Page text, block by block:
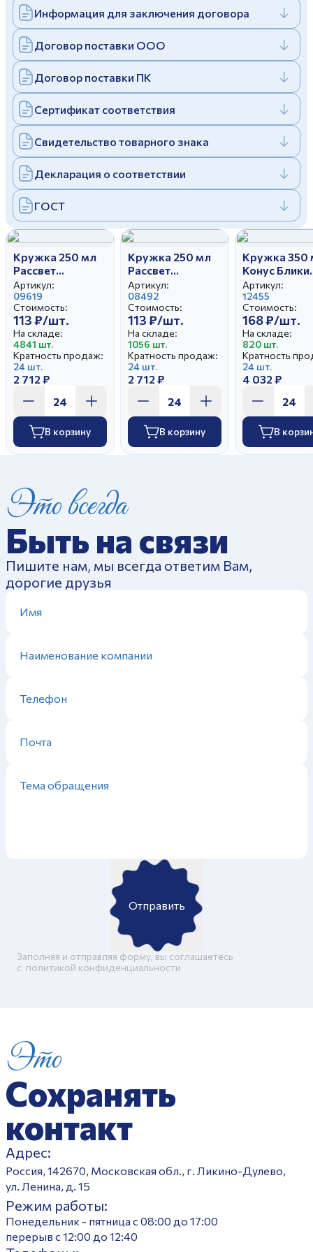
Отправить
Заполняя и отправляя форму, вы соглашаетесь
cполитикой конфиденциальности
Заполняя и отправляя форму, вы соглашаетесь
cполитикой конфиденциальности
Дулевский фарфоровый завод ©
Политика конфиденциальности
Информация для заключения договора
Договор поставки ООО
Договор поставки ПК
Сертификат соответствия
Свидетельство товарного знака
Декларация о соответствии
ГОСТ
Кружка 250 мл
Рассвет
Озорные щенки
Артикул:
09619
Стоимость:
113 ₽/шт.
На складе:
4841 шт.
Кратность продаж:
24 шт.
2 712 ₽
В корзину
Кружка 250 мл
Рассвет
Машинки
Артикул:
08492
Стоимость:
113 ₽/шт.
На складе:
1056 шт.
Кратность продаж:
24 шт.
2 712 ₽
В корзину
Кружка 350
Конус Блики
лета
Артикул:
12455
Стоимость:
168 ₽/шт.
На складе:
820 шт.
Кратность
24 шт.
4 032 ₽
В
Это всегда
Быть на связи
Пишите нам, мы всегда ответим Вам,
дорогие друзья
Отправить
Заполняя и отправляя форму, вы соглашаетесь
c политикой конфиденциальности
Это
Сохранять
контакт
Адрес:
Россия, 142670, Московская обл., г. Ликино-Дулево,
ул. Ленина, д. 15
Режим работы:
Понедельник - пятница с 08:00 до 17:00
перерыв с 12:00 до 12:40